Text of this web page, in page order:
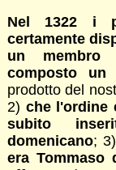
Nel 1322 i
certamente
un membro
composto un
prodotto del
2) che l'ordine
subito
domenicano;
era Tommaso